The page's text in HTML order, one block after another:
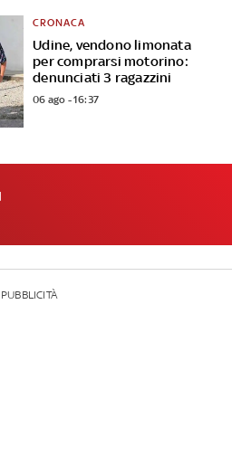
Udine, vendono limonata
per comprarsi motorino:
denunciati 3 ragazzini
CRONACA
06 ago - 16:37
PUBBLICITÀ